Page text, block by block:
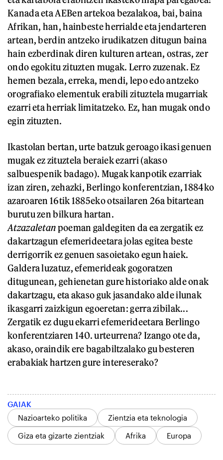
Kanada eta AEBen artekoa bezalakoa, bai, baina
Afrikan, han, hainbeste herrialde eta jendarteren
artean, berdin antzeko irudikatzen ditugun baina
hain ezberdinak diren kulturen artean, ostras, zer
ondo egokitu zituzten mugak. Lerro zuzenak. Ez
hemen bezala, erreka, mendi, lepo edo antzeko
orografiako elementuk erabili zituztela mugarriak
ezarri eta herriak limitatzeko. Ez, han mugak ondo
egin zituzten.
Ikastolan bertan, urte batzuk geroago ikasi genuen
mugak ez zituztela beraiek ezarri (akaso
salbuespenik badago). Mugak kanpotik ezarriak
izan ziren, zehazki, Berlingo konferentzian, 1884ko
azaroaren 16tik 1885eko otsailaren 26a bitartean
burutu zen bilkura hartan.
Atzazaletanpoeman galdegiten da ea zergatik ez
dakartzagun efemerideetara jolas egitea beste
derrigorrik ez genuen sasoietako egun haiek.
Galdera luzatuz, efemerideak gogoratzen
ditugunean, gehienetan gure historiako alde onak
dakartzagu, eta akaso guk jasandako alde ilunak
ikasgarri zaizkigun egoeretan: gerra zibilak...
Zergatik ez dugu ekarri efemerideetara Berlingo
konferentziaren 140. urteurrena? Izango ote da,
akaso, oraindik ere bagabiltzalako gu besteren
erabakiak hartzen gure intereserako?
GAIAK
Nazioarteko politika
Zientzia eta teknologia
Giza eta gizarte zientziak
Afrika Europa